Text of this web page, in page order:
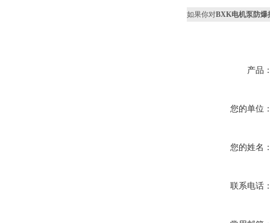
如果你对BXK电机泵防爆
产品
您的单位
您的姓名
联系电话